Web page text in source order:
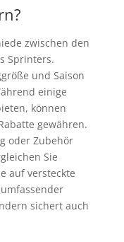
zwischen den
Sprinters.
und Saison
einige
können
gewähren.
oder Zubehör
Sie
auf versteckte
sichert auch